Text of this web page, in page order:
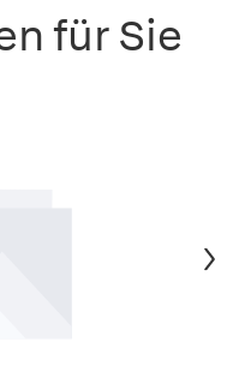
für Sie